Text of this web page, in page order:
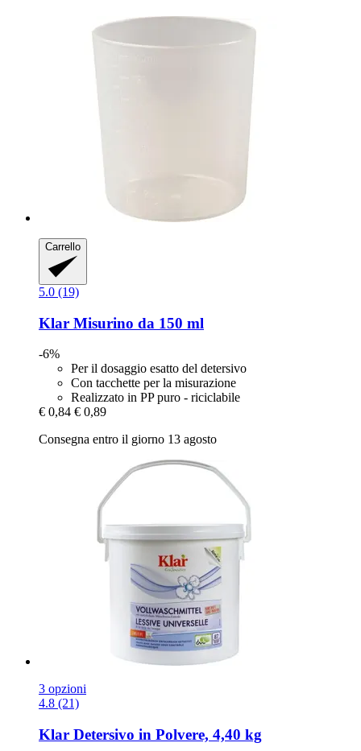
Carrello
5.0 (19)
Klar Misurino da 150 ml
-6%
Per il dosaggio esatto del detersivo
Con tacchette per la misurazione
Realizzato in PP puro - riciclabile
€ 0,84 € 0,89
Consegna entro il giorno 13 agosto
3 opzioni
4.8 (21)
Klar Detersivo in Polvere, 4,40 kg